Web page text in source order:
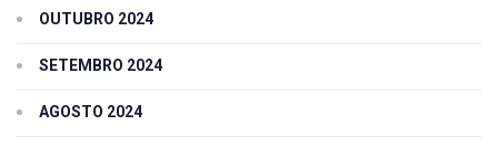
OUTUBRO 2024
SETEMBRO 2024
AGOSTO 2024